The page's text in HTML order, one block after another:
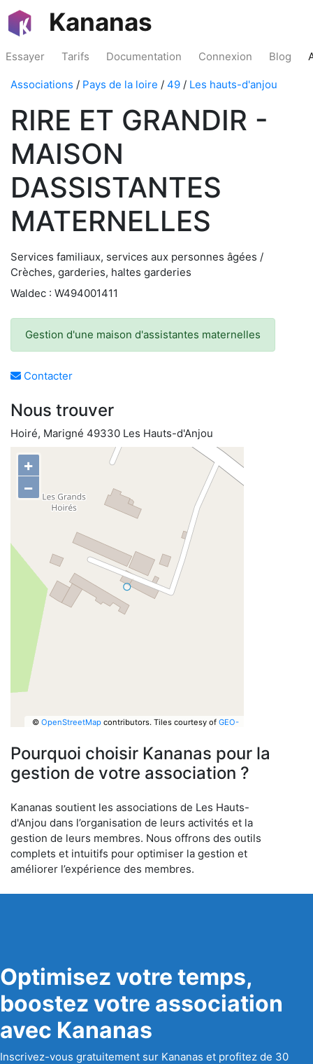
Kananas
Essayer Tarifs Documentation Connexion Blog
Associations / Pays de la loire / 49 / Les hauts-d'anjou
RIRE ET GRANDIR -
MAISON
DASSISTANTES
MATERNELLES
Services familiaux, services aux personnes âgées /
Crèches, garderies, haltes garderies
Waldec : W494001411
Gestion d'une maison d'assistantes maternelles
Contacter
Nous trouver
Hoiré, Marigné 49330 Les Hauts-d'Anjou
+
−
© OpenStreetMapcontributors. Tiles courtesy of GEO-
Pourquoi choisir Kananas pour la
gestion de votre association ?
Kananas soutient les associations de Les Hauts-
d'Anjou dans l’organisation de leurs activités et la
gestion de leurs membres. Nous offrons des outils
complets et intuitifs pour optimiser la gestion et
améliorer l’expérience des membres.
Optimisez votre temps,
boostez votre association
avec Kananas
Inscrivez-vous gratuitement sur Kananas et profitez de 30